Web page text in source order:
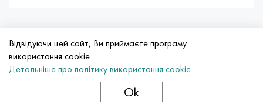
+38 (056) 790-
Відвідуючи цей сайт, Ви приймаєте програму
використання cookie.
Детальніше про політику використання cookie.
Ok